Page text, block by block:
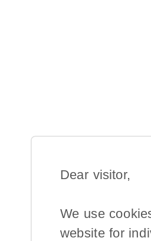
Dear visitor,​
We use
website for